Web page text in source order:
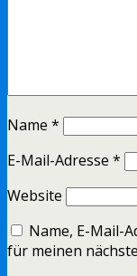
Name *
E-Mail-Adresse *
Website
Name, E-Mail-
für meinen